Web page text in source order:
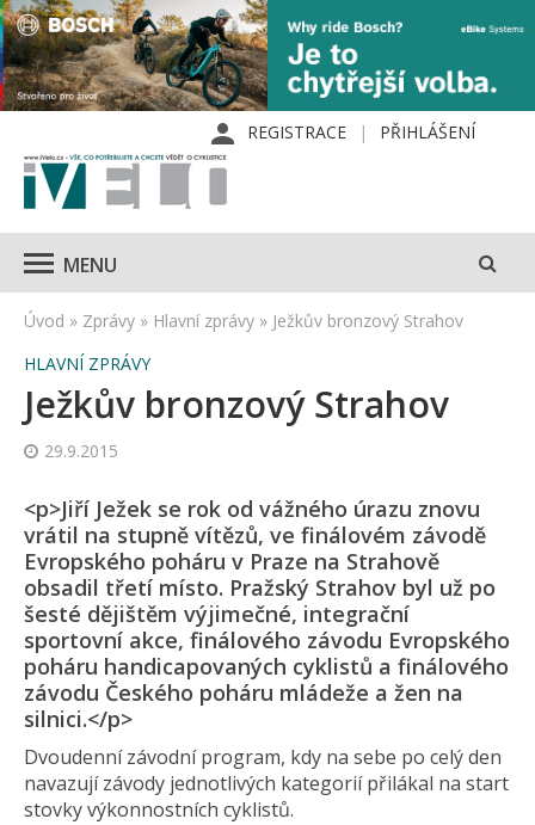
REGISTRACE PŘIHLÁŠENÍ
MENU
Úvod » Zprávy » Hlavní zprávy » Ježkův bronzový Strahov
HLAVNÍ ZPRÁVY
Ježkův bronzový Strahov
29.9.2015
<p>Jiří Ježek se rok od vážného úrazu znovu
vrátil na stupně vítězů, ve finálovém závodě
Evropského poháru v Praze na Strahově
obsadil třetí místo. Pražský Strahov byl už po
šesté dějištěm výjimečné, integrační
sportovní akce, finálového závodu Evropského
poháru handicapovaných cyklistů a finálového
závodu Českého poháru mládeže a žen na
silnici.</p>
Dvoudenní závodní program, kdy na sebe po celý den
navazují závody jednotlivých kategorií přilákal na start
stovky výkonnostních cyklistů.